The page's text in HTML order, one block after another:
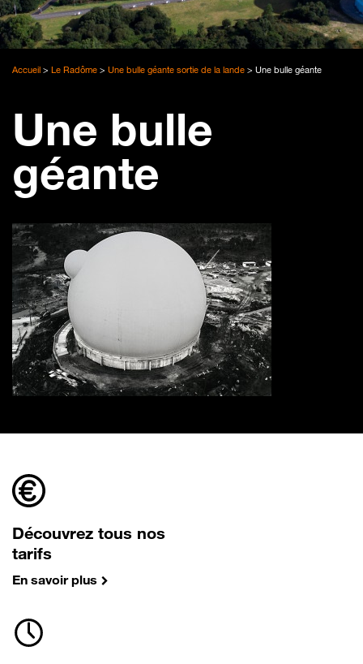
Accueil > Le Radôme > Une bulle géante sortie de la lande > Une bulle géante
Une bulle
géante
Découvrez tous nos
tarifs
En savoir plus